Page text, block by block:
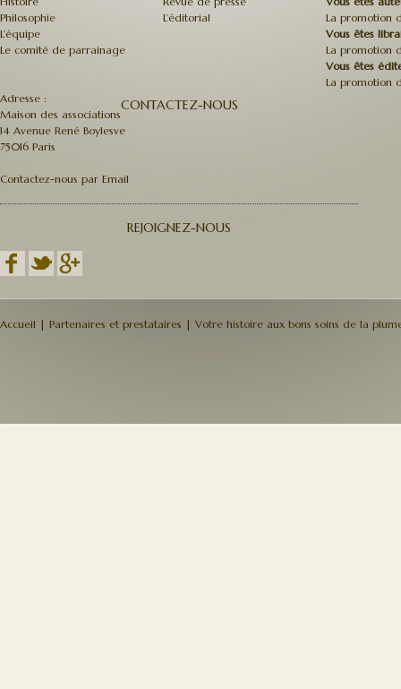
Philosophie
L’équipe
Le comité de parrainage
L’éditorial
La promotion
Vous êtes
La promotion
Vous êtes
La promotion
CONTACTEZ-NOUS
Adresse :
Maison des associations
14 Avenue René Boylesve
75016 Paris
Contactez-nous par Email
REJOIGNEZ-NOUS
Accueil | Partenaires et prestataires | Votre histoire aux bons soins de la